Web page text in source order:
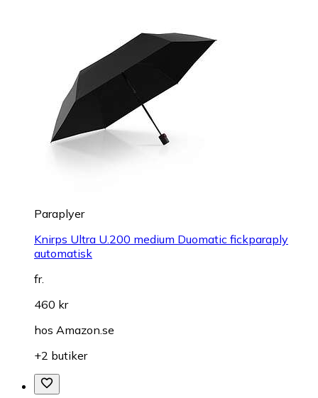
Paraplyer
Knirps Ultra U.200 medium Duomatic fickparaply
automatisk
fr.
460 kr
hos Amazon.se
+2 butiker